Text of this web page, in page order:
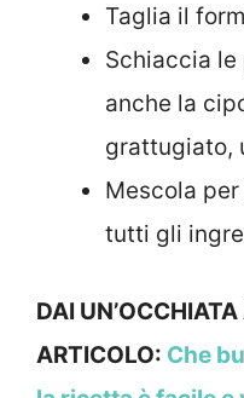
Taglia il
Schiaccia
anche la
grattugiato,
Mescola
tutti gli
DAI
ARTICOLO: Che